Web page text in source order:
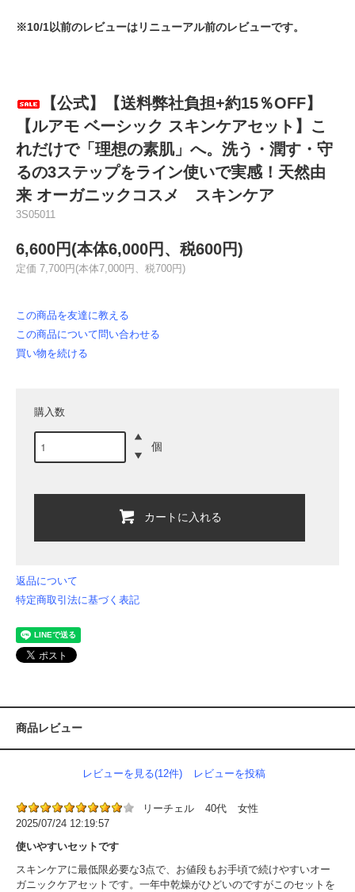
※10/1以前のレビューはリニューアル前のレビューです。
【公式】【送料弊社負担+約15％OFF】
【ルアモ ベーシック スキンケアセット】こ
れだけで「理想の素肌」へ。洗う・潤す・守
るの3ステップをライン使いで実感！天然由
来 オーガニックコスメ スキンケア
3S05011
6,600円(本体6,000円、税600円)
定価 7,700円(本体7,000円、税700円)
この商品を友達に教える
この商品について問い合わせる
買い物を続ける
購入数
個
カートに入れる
返品について
特定商取引法に基づく表記
商品レビュー
レビューを見る(12件) レビューを投稿
リーチェル 40代
女性
2025/07/24 12:19:57
使いやすいセットです
スキンケアに最低限必要な3点で、お値段もお手頃で続けやすいオー
ガニックケアセットです。一年中乾燥がひどいのですがこのセットを